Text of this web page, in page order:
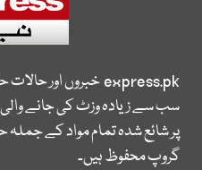
express.pkخبروں اور
سب سے زیادہ وزٹ کی جانے
پر شائع شدہ تمام مواد کے
گروپ محفوظ ہیں۔